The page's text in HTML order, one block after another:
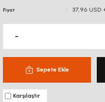
Fiyat 37,96 USD
Sepete Ekle
Karşılaştır